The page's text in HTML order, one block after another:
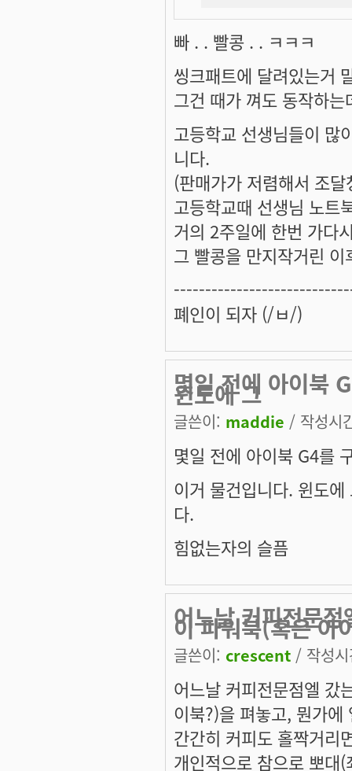
빠 . . 빨콩 . . ㅋㅋㅋ
씽크패트에 달려있는거
그건 때가 껴도 동작하
고등학교 선생님들이 많
니다.
(판매가가 저렴해서 조
고등학교때 선생님 노트
거의 2주일에 한번 가다
그 빨콩을 만지작거린
폐인이 되자 (/ㅂ/)
몇일 전에 아이북
윈도에 그
글쓴이: maddie / 작성시
몇일 전에 아이북 G4를
이거 물건입니다. 윈도
다.
힘없는자의 슬픔
어느날 커피전문
이 파워북(혹은 아
글쓴이: crescent / 작성
어느날 커피전문점엘 갔
이북?)을 펴놓고, 뭔가에
간간히 커피도 홀짝거리
개인적으로 참으로 뽀대